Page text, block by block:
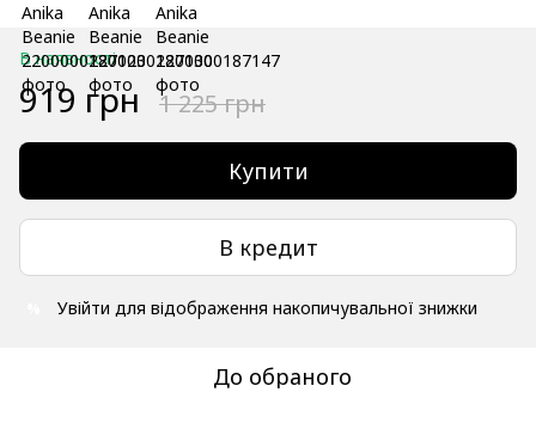
В наявності
919 грн 1 225 грн
Купити
В кредит
Увійти для відображення накопичувальної знижки
До обраного